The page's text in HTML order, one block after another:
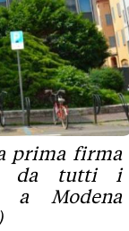
prima firma
da tutti i
a Modena